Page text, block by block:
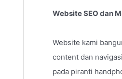
Website SEO dan
Website kami
content dan
pada piranti